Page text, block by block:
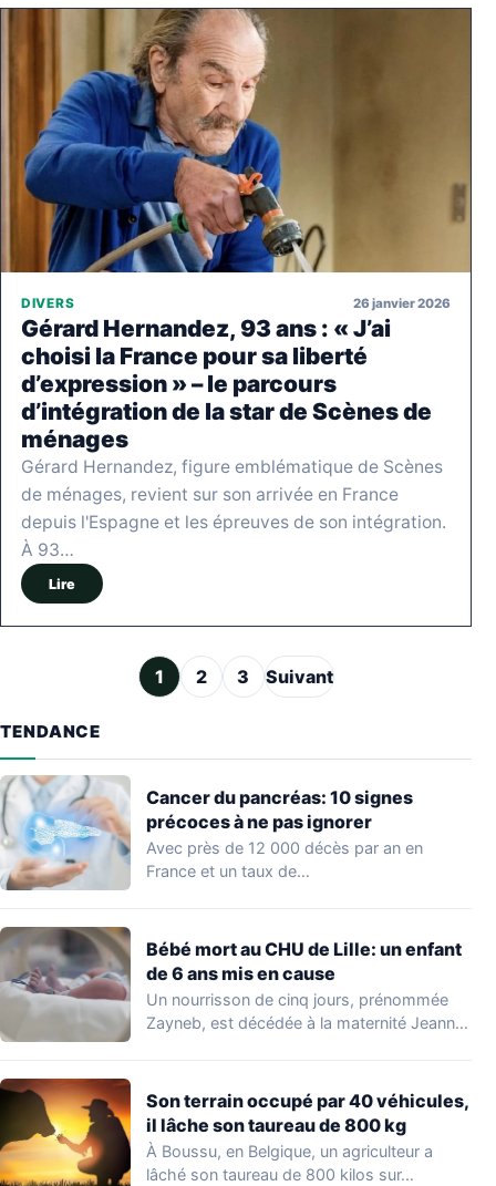
DIVERS 26 janvier 2026
Gérard Hernandez, 93 ans : « J’ai
choisi la France pour sa liberté
d’expression » – le parcours
d’intégration de la star de Scènes de
ménages
Gérard Hernandez, figure emblématique de Scènes
de ménages, revient sur son arrivée en France
depuis l'Espagne et les épreuves de son intégration.
À 93…
Lire
Pagination des publications
1 2 3 Suivant
TENDANCE
Cancer du pancréas: 10 signes
précoces à ne pas ignorer
Avec près de 12 000 décès par an en
France et un taux de…
Bébé mort au CHU de Lille: un enfant
de 6 ans mis en cause
Un nourrisson de cinq jours, prénommée
Zayneb, est décédée à la maternité Jeanne
Son terrain occupé par 40 véhicules,
il lâche son taureau de 800 kg
À Boussu, en Belgique, un agriculteur a
lâché son taureau de 800 kilos sur…